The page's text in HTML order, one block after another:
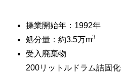
操業開始年：1992年
処分量：約3.5万m3
受入廃棄物
200リットルドラム詰固